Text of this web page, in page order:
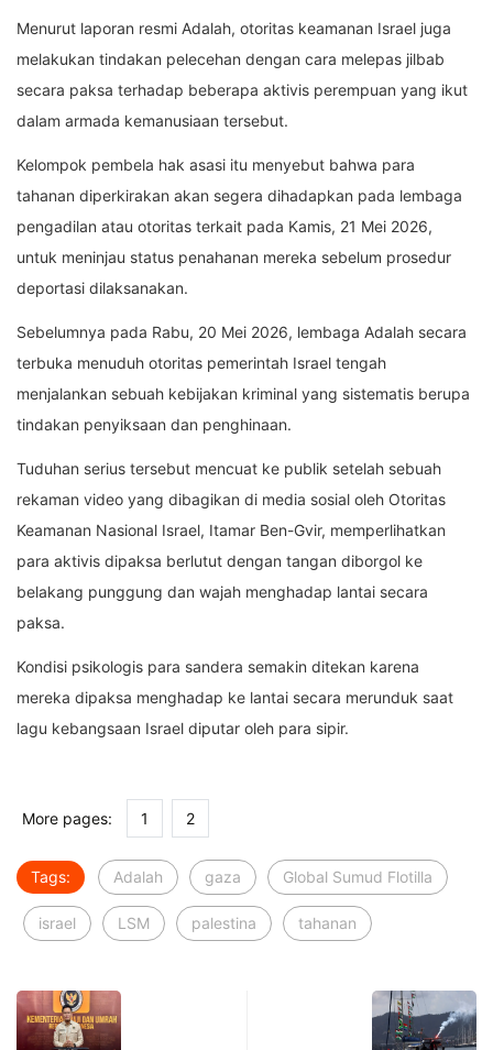
Menurut laporan resmi Adalah, otoritas keamanan Israel juga
melakukan tindakan pelecehan dengan cara melepas jilbab
secara paksa terhadap beberapa aktivis perempuan yang ikut
dalam armada kemanusiaan tersebut.
Kelompok pembela hak asasi itu menyebut bahwa para
tahanan diperkirakan akan segera dihadapkan pada lembaga
pengadilan atau otoritas terkait pada Kamis, 21 Mei 2026,
untuk meninjau status penahanan mereka sebelum prosedur
deportasi dilaksanakan.
Sebelumnya pada Rabu, 20 Mei 2026, lembaga Adalah secara
terbuka menuduh otoritas pemerintah Israel tengah
menjalankan sebuah kebijakan kriminal yang sistematis berupa
tindakan penyiksaan dan penghinaan.
Tuduhan serius tersebut mencuat ke publik setelah sebuah
rekaman video yang dibagikan di media sosial oleh Otoritas
Keamanan Nasional Israel, Itamar Ben-Gvir, memperlihatkan
para aktivis dipaksa berlutut dengan tangan diborgol ke
belakang punggung dan wajah menghadap lantai secara
paksa.
Kondisi psikologis para sandera semakin ditekan karena
mereka dipaksa menghadap ke lantai secara merunduk saat
lagu kebangsaan Israel diputar oleh para sipir.
More pages: 1 2
Tags: Adalah gaza Global Sumud Flotilla
israel LSM palestina tahanan